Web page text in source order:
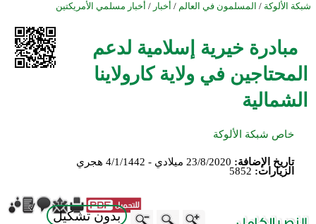
شبكة الألوكة / المسلمون في العالم / أخبار / أخبار مسلمي الأمريكتين
مبادرة خيرية إسلامية لدعم
المحتاجين في ولاية كارولاينا
الشمالية
خاص شبكة الألوكة
تاريخ الإضافة: 23/8/2020 ميلادي - 4/1/1442 هجري
الزيارات: 5852
بدون تشكيل